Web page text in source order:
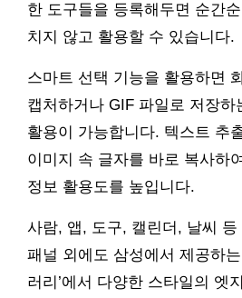
한 도구들을 등록해두면 순간
치지 않고 활용할 수 있습니다.
스마트 선택 기능을 활용하면
캡처하거나 GIF 파일로 저장하
활용이 가능합니다. 텍스트 추
이미지 속 글자를 바로 복사하
정보 활용도를 높입니다.
사람, 앱, 도구, 캘린더, 날씨 등
패널 외에도 삼성에서 제공하는
러리’에서 다양한 스타일의 엣